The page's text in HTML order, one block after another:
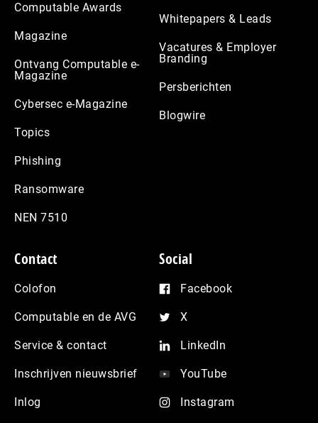
Computable Awards
Magazine
Ontvang Computable e-
Magazine
Cybersec e-Magazine
Topics
Phishing
Ransomware
NEN 7510
Whitepapers & Leads
Vacatures & Employer
Branding
Persberichten
Blogwire
Contact
Colofon
Computable en de AVG
Service & contact
Inschrijven nieuwsbrief
Inlog
Social
Facebook
X
LinkedIn
YouTube
Instagram